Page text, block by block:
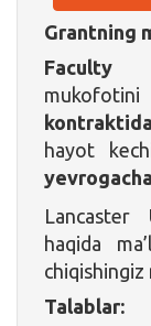
Grantning
Faculty
hayot
yevrogacha
Lancaster
haqida
chiqishingiz
Talablar: